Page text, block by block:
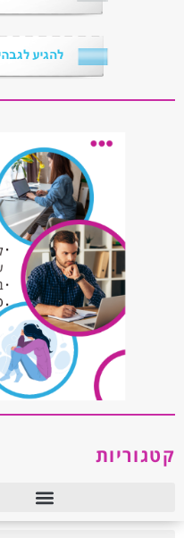
קטגוריות